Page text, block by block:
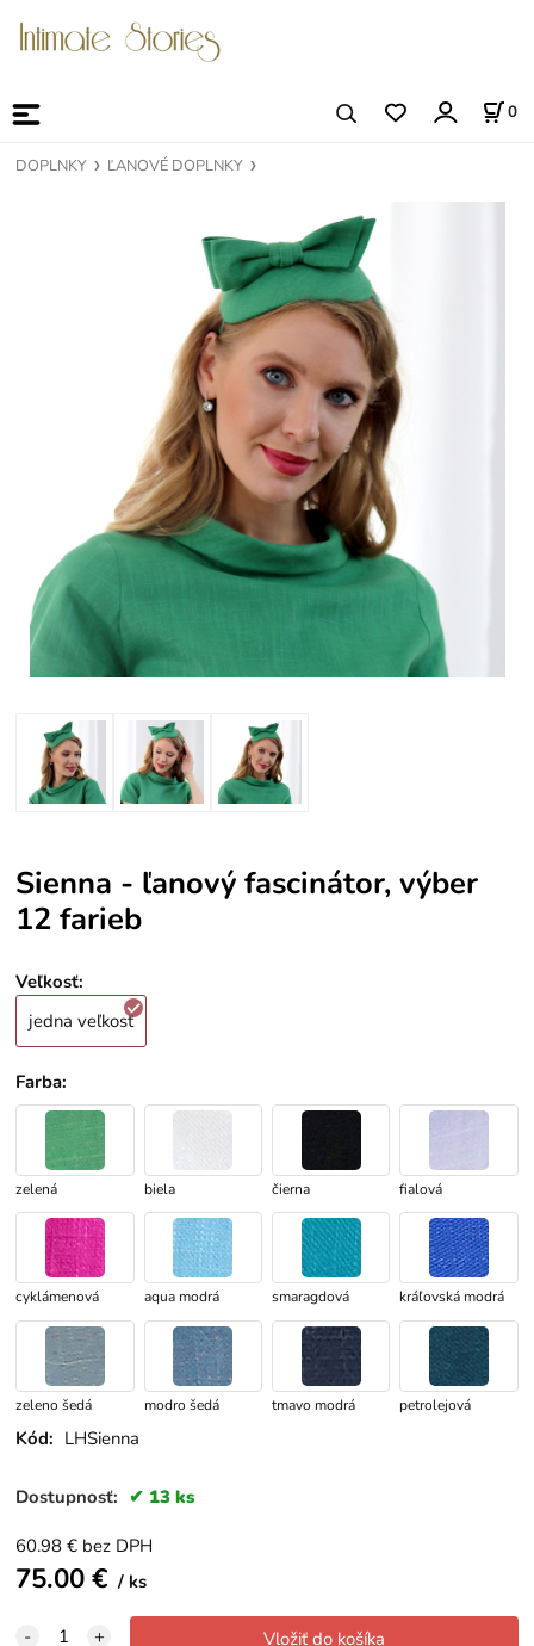
0
DOPLNKY ĽANOVÉ DOPLNKY
Sienna - ľanový fascinátor, výber
12 farieb
Veľkosť:
jedna veľkosť
Farba:
zelená biela čierna fialová
cyklámenová aqua modrá smaragdová kráľovská modrá
zeleno šedá modro šedá tmavo modrá petrolejová
Kód: LHSienna
Dostupnosť: 13 ks
60.98 € bez DPH
75.00€ ks